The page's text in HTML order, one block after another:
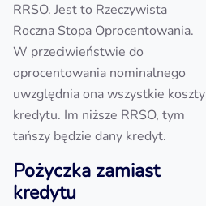
RRSO. Jest to Rzeczywista
Roczna Stopa Oprocentowania.
W przeciwieństwie do
oprocentowania nominalnego
uwzględnia ona wszystkie koszty
kredytu. Im niższe RRSO, tym
tańszy będzie dany kredyt.
Pożyczka zamiast
kredytu